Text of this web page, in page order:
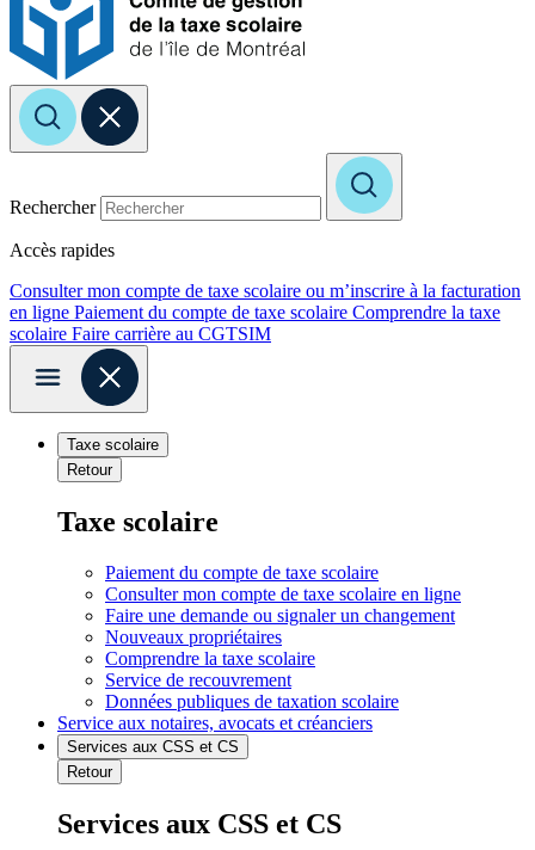
Rechercher
Accès rapides
Consulter mon compte de taxe scolaire ou m’inscrire à la facturation
en ligne Paiement du compte de taxe scolaire Comprendre la taxe
scolaire Faire carrière au CGTSIM
Taxe scolaire
Retour
Taxe scolaire
Paiement du compte de taxe scolaire
Consulter mon compte de taxe scolaire en ligne
Faire une demande ou signaler un changement
Nouveaux propriétaires
Comprendre la taxe scolaire
Service de recouvrement
Données publiques de taxation scolaire
Service aux notaires, avocats et créanciers
Services aux CSS et CS
Retour
Services aux CSS et CS